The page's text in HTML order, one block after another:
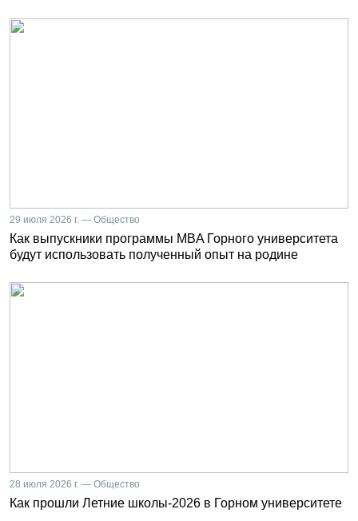
29 июля 2026 г. — Общество
Как выпускники программы MBA Горного университета
будут использовать полученный опыт на родине
28 июля 2026 г. — Общество
Как прошли Летние школы-2026 в Горном университете